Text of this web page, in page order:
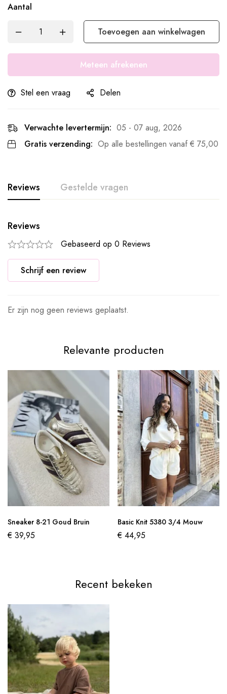
Aantal
Toevoegen aan winkelwagen
Meteen afrekenen
Stel een vraag Delen
Verwachte levertermijn: 05 - 07 aug, 2026
Gratis verzending: Op alle bestellingen vanaf € 75,00
Reviews Gestelde vragen
Reviews
Gebaseerd op 0 Reviews
Schrijf een review
Er zijn nog geen reviews geplaatst.
Relevante producten
Sneaker 8-21 Goud Bruin
€ 39,95
Basic Knit 5380 3/4 Mouw
€ 44,95
Recent bekeken